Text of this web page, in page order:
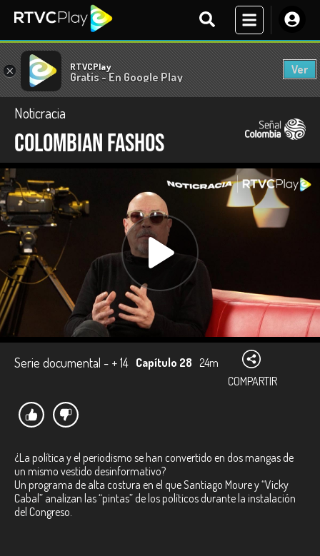
× RTVCPlay
Gratis - En Google Play
Ver
Noticracia
Colombian fashos
Serie documental - + 14 Capítulo 28 24m
COMPARTIR
¿La política y el periodismo se han convertido en dos mangas de
un mismo vestido desinformativo?
Un programa de alta costura en el que Santiago Moure y “Vicky
Cabal” analizan las “pintas” de los políticos durante la instalación
del Congreso.